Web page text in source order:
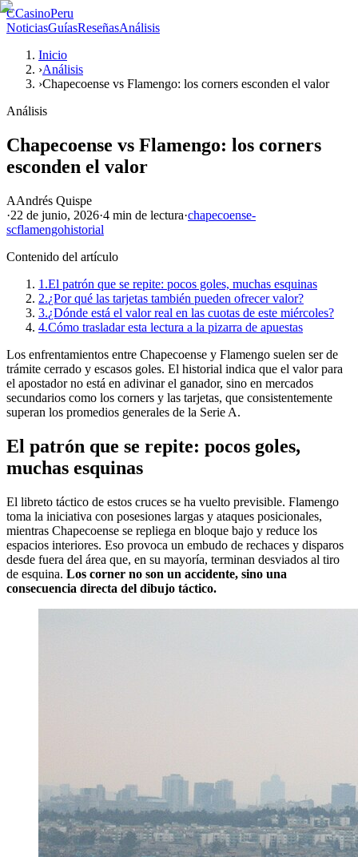
CCasinoPeru
NoticiasGuíasReseñasAnálisis
Inicio
›Análisis
›Chapecoense vs Flamengo: los corners esconden el valor
Análisis
Chapecoense vs Flamengo: los corners
esconden el valor
AAndrés Quispe
·22 de junio, 2026·4 min de lectura·chapecoense-
scflamengohistorial
Contenido del artículo
1.El patrón que se repite: pocos goles, muchas esquinas
2.¿Por qué las tarjetas también pueden ofrecer valor?
3.¿Dónde está el valor real en las cuotas de este miércoles?
4.Cómo trasladar esta lectura a la pizarra de apuestas
Los enfrentamientos entre Chapecoense y Flamengo suelen ser de
trámite cerrado y escasos goles. El historial indica que el valor para
el apostador no está en adivinar el ganador, sino en mercados
secundarios como los corners y las tarjetas, que consistentemente
superan los promedios generales de la Serie A.
El patrón que se repite: pocos goles,
muchas esquinas
El libreto táctico de estos cruces se ha vuelto previsible. Flamengo
toma la iniciativa con posesiones largas y ataques posicionales,
mientras Chapecoense se repliega en bloque bajo y reduce los
espacios interiores. Eso provoca un embudo de rechaces y disparos
desde fuera del área que, en su mayoría, terminan desviados al tiro
de esquina. Los corner no son un accidente, sino una
consecuencia directa del dibujo táctico.